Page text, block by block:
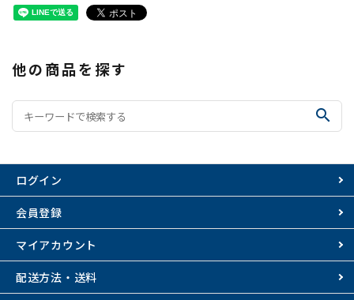
他の商品を探す
search
ログイン
会員登録
マイアカウント
配送方法・送料